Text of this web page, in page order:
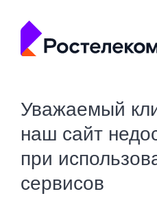
Уважаемый
наш сайт
при
сервисов